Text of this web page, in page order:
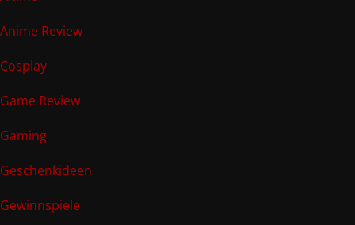
Anime Review
Cosplay
Game Review
Gaming
Geschenkideen
Gewinnspiele